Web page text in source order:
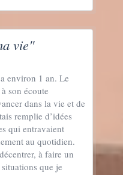
vie"
environ 1 an. Le
son écoute
dans la vie et de
remplie d’idées
qui entravaient
au quotidien.
à faire un
que je